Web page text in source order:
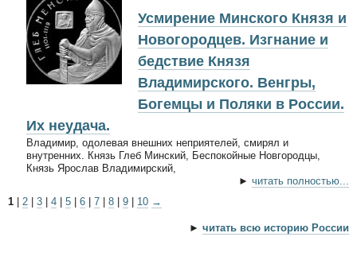
Усмирение Минского Князя и
Новогородцев. Изгнание и
бедствие Князя
Владимирского. Венгры,
Богемцы и Поляки в России.
Их неудача.
Владимир, одолевая внешних неприятелей, смирял и
внутренних. Князь Глеб Минский, Беспокойные Новгородцы,
Князь Ярослав Владимирский,
► читать полностью...
1
2 3 4 5 6 7 8 9 10 →
► читать всю историю России